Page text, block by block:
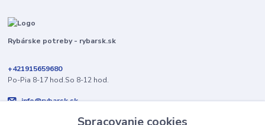
Rybárske potreby - rybarsk.sk
+421915659680
Po-Pia 8-17 hod.So 8-12 hod.
info@rybarsk.sk
Spracovanie cookies